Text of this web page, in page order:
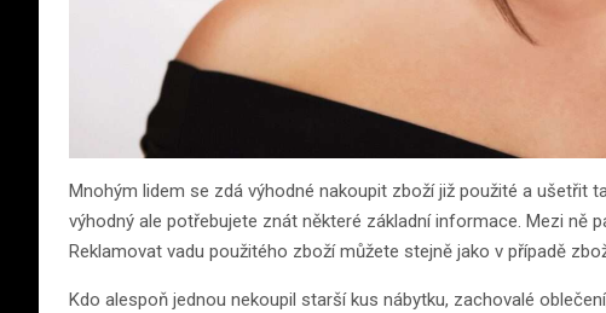
Mnohým lidem se zdá výhodné nakoupit zboží již použité a ušetřit
výhodný ale potřebujete znát některé základní informace. Mezi ně
Reklamovat vadu použitého zboží můžete stejně jako v případě
Kdo alespoň jednou nekoupil starší kus nábytku, zachovalé